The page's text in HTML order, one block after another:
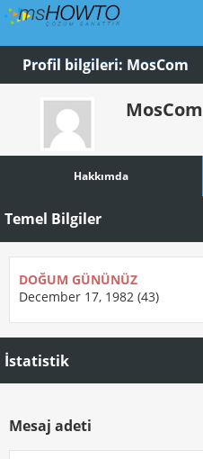
Profil bilgileri: MosCom
MosCom
Hakkımda
Temel Bilgiler
DOĞUM GÜNÜNÜZ
December 17, 1982 (43)
İstatistik
Mesaj adeti